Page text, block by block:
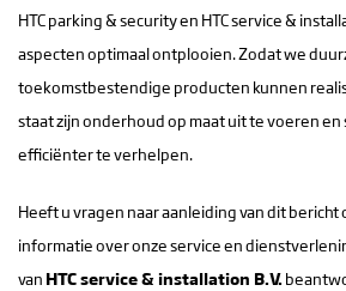
HTC parking & security en HTC service &
aspecten optimaal ontplooien. Zodat we
toekomstbestendige producten kunnen
staat zijn onderhoud op maat uit te voeren
efficiënter te verhelpen.
Heeft u vragen naar aanleiding van dit bericht
informatie over onze service en
van HTC service & installation B.V.